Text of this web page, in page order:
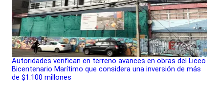
Autoridades verifican en terreno avances en obras del Liceo
Bicentenario Marítimo que considera una inversión de más
de $1.100 millones